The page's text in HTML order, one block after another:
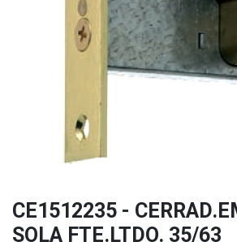
CE1512235 -
SOLA FTE.LTDO. 35/63